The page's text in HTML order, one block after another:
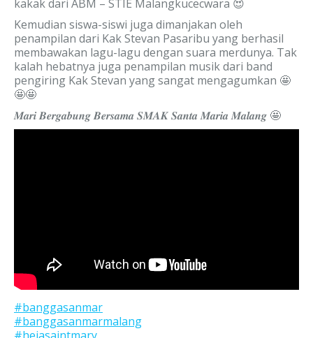
kakak dari ABM – STIE Malangkucecwara 😍
Kemudian siswa-siswi juga dimanjakan oleh
penampilan dari Kak Stevan Pasaribu yang berhasil
membawakan lagu-lagu dengan suara merdunya. Tak
kalah hebatnya juga penampilan musik dari band
pengiring Kak Stevan yang sangat mengagumkan 🤩
🤩🤩
𝑴𝒂𝒓𝒊 𝑩𝒆𝒓𝒈𝒂𝒃𝒖𝒏𝒈 𝑩𝒆𝒓𝒔𝒂𝒎𝒂 𝑺𝑴𝑨𝑲 𝑺𝒂𝒏𝒕𝒂 𝑴𝒂𝒓𝒊𝒂 𝑴𝒂𝒍𝒂𝒏𝒈 🤩
#banggasanmar
#banggasanmarmalang